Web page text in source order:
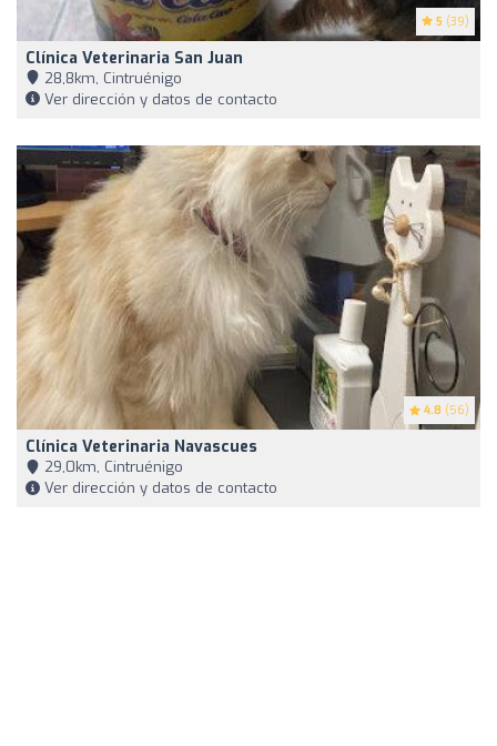
5 (39)
Clínica Veterinaria San Juan
28,8km, Cintruénigo
Ver dirección y datos de contacto
4.8 (56)
Clínica Veterinaria Navascues
29,0km, Cintruénigo
Ver dirección y datos de contacto